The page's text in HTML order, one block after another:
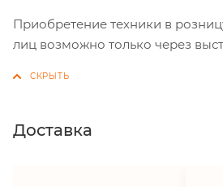
Приобретение техники в
лиц возможно только через
Доставка